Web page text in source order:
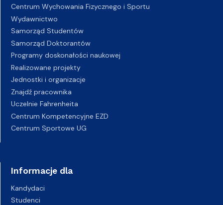
Centrum Wychowania Fizycznego i Sportu
Wydawnictwo
Samorząd Studentów
Samorząd Doktorantów
Programy doskonałości naukowej
Realizowane projekty
Jednostki i organizacje
Znajdź pracownika
Uczelnie Fahrenheita
Centrum Kompetencyjne EZD
Centrum Sportowe UG
Informacje dla
Kandydaci
Studenci